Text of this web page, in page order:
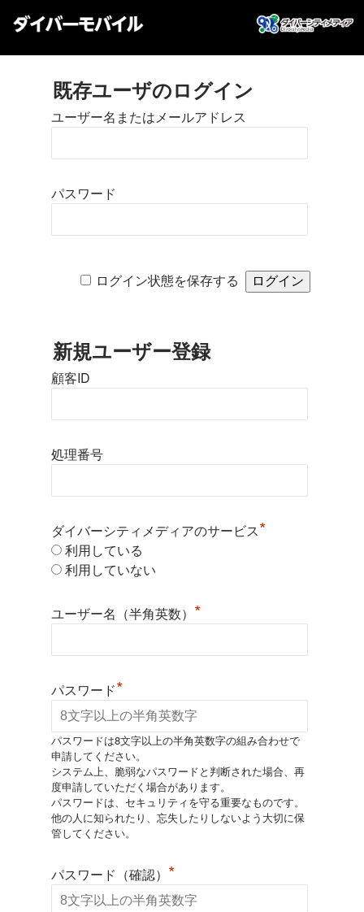
既存ユーザのログイン
ユーザー名またはメールアドレス
パスワード
ログイン状態を保存する
新規ユーザー登録
顧客ID
処理番号
ダイバーシティメディアのサービス*
利用している
利用していない
ユーザー名（半角英数） *
パスワード*
パスワードは8文字以上の半角英数字の組み合わせで
申請してください。
システム上、脆弱なパスワードと判断された場合、再
度申請していただく場合があります。
パスワードは、セキュリティを守る重要なものです。
他の人に知られたり、忘失したりしないよう大切に保
管してください。
パスワード（確認） *